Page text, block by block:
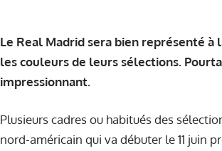
Le Real Madrid sera bien représenté à
les couleurs de leurs sélections.
impressionnant.
Plusieurs cadres ou habitués des
nord-américain qui va débuter le 11 juin